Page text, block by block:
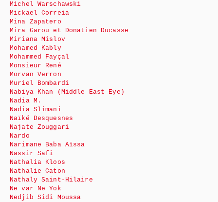
Michel Warschawski
Mickael Correia
Mina Zapatero
Mira Garou et Donatien Ducasse
Miriana Mislov
Mohamed Kably
Mohammed Fayçal
Monsieur René
Morvan Verron
Muriel Bombardi
Nabiya Khan (Middle East Eye)
Nadia M.
Nadia Slimani
Naïké Desquesnes
Najate Zouggari
Nardo
Narimane Baba Aïssa
Nassir Safi
Nathalia Kloos
Nathalie Caton
Nathaly Saint-Hilaire
Ne var Ne Yok
Nedjib Sidi Moussa